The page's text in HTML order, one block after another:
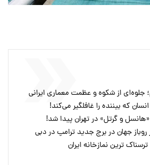
جلوه‌ای از شکوه و عظمت معماری ایرانی
که بیننده را غافلگیر می‌کند!
و گرتل» در تهران پیدا شد!
روباز جهان در برج جدید ترامپ در دبی
ترین نمازخانه ایران